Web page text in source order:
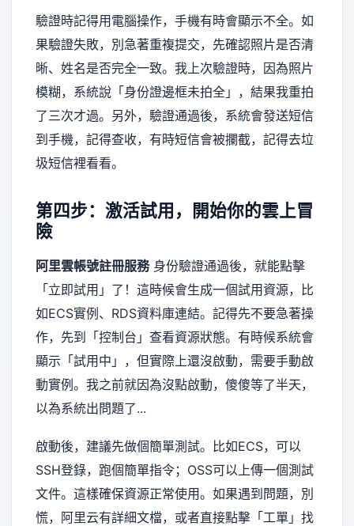
驗證時記得用電腦操作，手機有時會顯示不全。如
果驗證失敗，別急著重複提交，先確認照片是否清
晰、姓名是否完全一致。我上次驗證時，因為照片
模糊，系統說「身份證邊框未拍全」，結果我重拍
了三次才過。另外，驗證通過後，系統會發送短信
到手機，記得查收，有時短信會被攔截，記得去垃
圾短信裡看看。
第四步：激活試用，開始你的雲上冒
險
阿里雲帳號註冊服務身份驗證通過後，就能點擊
「立即試用」了！這時候會生成一個試用資源，比
如ECS實例、RDS資料庫連結。記得先不要急著操
作，先到「控制台」查看資源狀態。有時候系統會
顯示「試用中」，但實際上還沒啟動，需要手動啟
動實例。我之前就因為沒點啟動，傻傻等了半天，
以為系統出問題了...
啟動後，建議先做個簡單測試。比如ECS，可以
SSH登錄，跑個簡單指令；OSS可以上傳一個測試
文件。這樣確保資源正常使用。如果遇到問題，別
慌，阿里云有詳細文檔，或者直接點擊「工單」找